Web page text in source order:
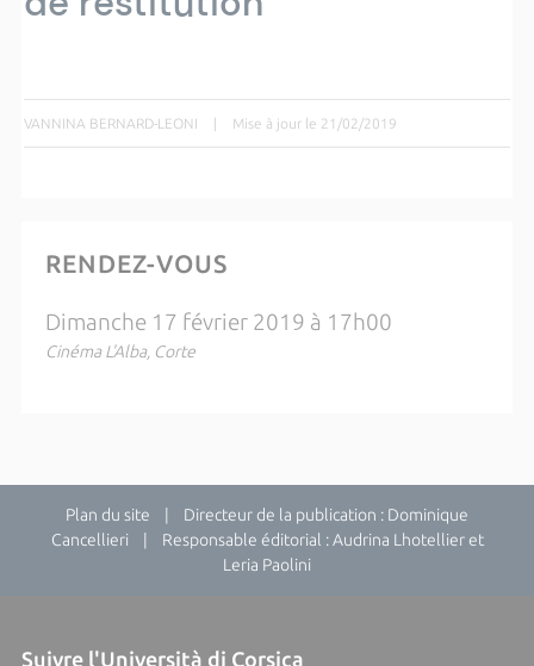
VANNINA BERNARD-LEONI | Mise à jour le 21/02/2019
RENDEZ-VOUS
Dimanche 17 février 2019 à 17h00
Cinéma L'Alba, Corte
Plan du site | Directeur de la publication : Dominique
Cancellieri | Responsable éditorial : Audrina Lhotellier et
Leria Paolini
Suivre l'Università di Corsica